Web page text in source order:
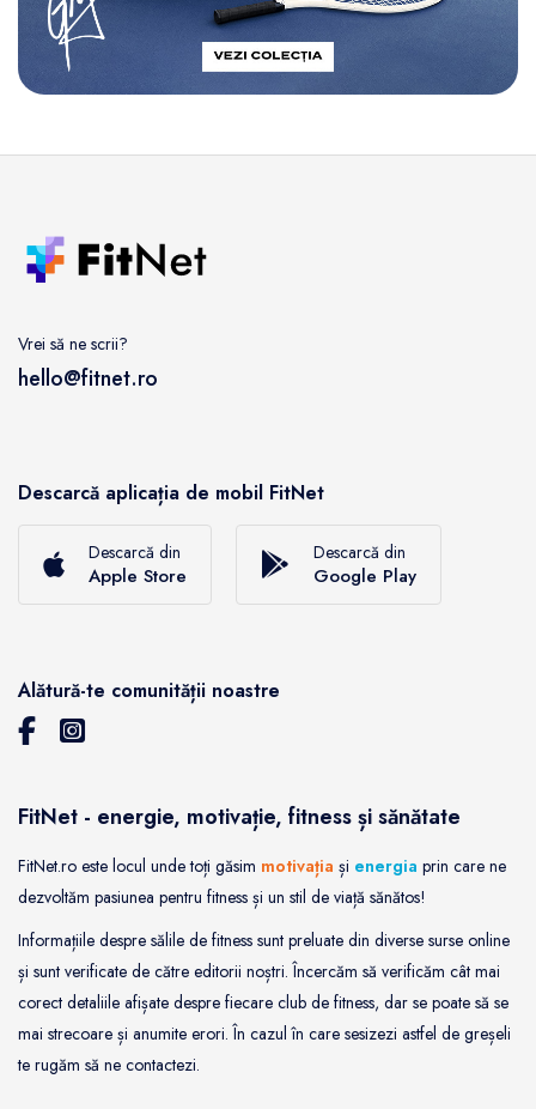
Vrei să ne scrii?
hello@fitnet.ro
Descarcă aplicația de mobil FitNet
Descarcă din
Apple Store
Descarcă din
Google Play
Alătură-te comunității noastre
FitNet - energie, motivație, fitness și sănătate
FitNet.ro este locul unde toți găsim motivația și energia prin care ne
dezvoltăm pasiunea pentru fitness și un stil de viață sănătos!
Informațiile despre sălile de fitness sunt preluate din diverse surse online
și sunt verificate de către editorii noștri. Încercăm să verificăm cât mai
corect detaliile afișate despre fiecare club de fitness, dar se poate să se
mai strecoare și anumite erori. În cazul în care sesizezi astfel de greșeli
te rugăm să ne contactezi.